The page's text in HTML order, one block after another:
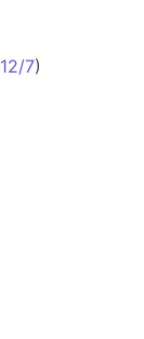
12/7)